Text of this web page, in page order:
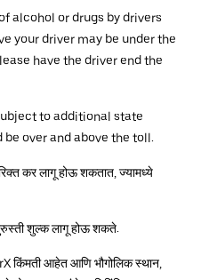
alcohol or drugs by drivers
your driver may be under the
have the driver end the
to additional state
over and above the toll.
कर लागू होऊ शकतात, ज्यामध्ये
शुल्क लागू होऊ शकते.
किंमती आहेत आणि भौगोलिक स्थान,